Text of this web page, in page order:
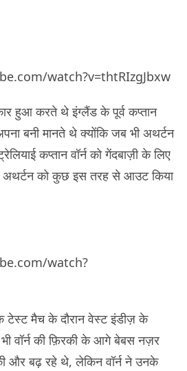
watch?v=thtRIzgJbxw
हुआ करते थे इंग्लैंड के पूर्व कप्तान
बनी मानते थे क्योंकि जब भी अथर्टन
कप्तान वॉर्न को गेंदबाज़ी के लिए
अथर्टन को कुछ इस तरह से आउट किया
watch?
मैच के दौरान वेस्ट इंडीज़ के
वॉर्न की फ़िरकी के आगे बेबस नज़र
बढ़ रहे थे, लेकिन वॉर्न ने उनके